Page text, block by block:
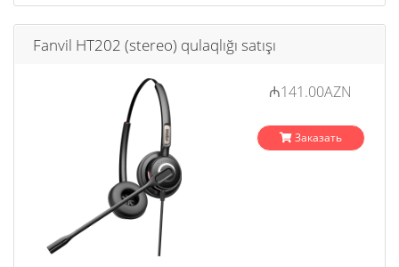
Fanvil HT202 (stereo) qulaqlığı satışı
₼141.00AZN
Заказать